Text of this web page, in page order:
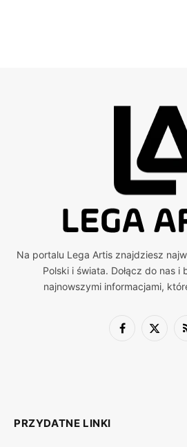
Na portalu Lega Artis znajdziesz
Polski i świata. Dołącz do nas i
najnowszymi informacjami,
Facebook
X
PRZYDATNE LINKI